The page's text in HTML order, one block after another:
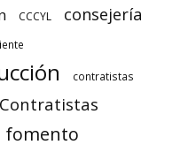
CCCYL consejería
contratistas
fomento